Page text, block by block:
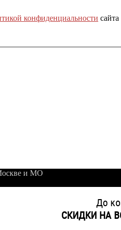
конфиденциальности
и МО
До
СКИДКИ НА